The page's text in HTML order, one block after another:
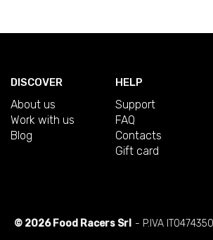
DISCOVER
About us
Work with us
Blog
HELP
Support
FAQ
Contacts
Gift card
© 2026 Food Racers Srl - P.IVA